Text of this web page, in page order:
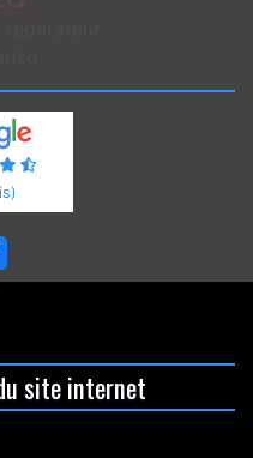
site internet